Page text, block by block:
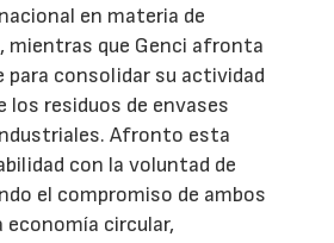
en materia de
mientras que Genci afronta
para consolidar su actividad
los residuos de envases
Afronto esta
con la voluntad de
el compromiso de ambos
circular,